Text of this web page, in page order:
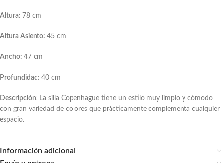
Altura: 78 cm
Altura Asiento: 45 cm
Ancho: 47 cm
Profundidad: 40 cm
Descripción: La silla Copenhague tiene un estilo muy limpio y cómodo
con gran variedad de colores que prácticamente complementa cualquier
espacio.
Información adicional